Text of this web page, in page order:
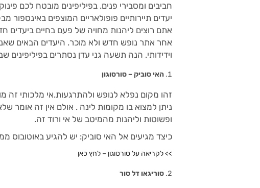
חביבים ומסבירי פנים. בפיליפינים מובטח לכם
יעדים תיירותיים פופולאריים המוצפים
אתם רוצים ליהנות מחויה של פעם בחיים ביעדים
אחר אתר נופש חדש ולא מוכר. היעדים הבאים
וידידותי. הנה תשעה גני עדן נסתרים
האי סוביק – סורסוגון
זהו מקום נפלא לנופש ולהתרגעות.אי מלכותי
ניתן למצוא בו מקומות לינה . אולם אין זה אומר
ופשוטות וליהנות מהמיטב של אי ורוד זה.
כיצד מגיעים אל האי סוביק: יש להגיע
>> לקריאה על סורסוגון – לחץ כאן
סוריגאו דל סור